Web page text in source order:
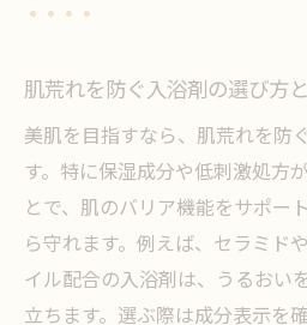
肌荒れを防ぐ入浴剤の選び方
美肌を目指すなら、肌荒れを防
す。特に保湿成分や低刺激処方
とで、肌のバリア機能をサポー
ら守れます。例えば、セラミド
イル配合の入浴剤は、うるおい
立ちます。選ぶ際は成分表示を